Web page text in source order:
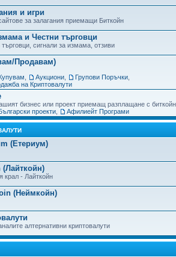
и игри
за залагания приемащи Биткойн
и Честни търговци
сигнали за измама, отзиви
Продавам)
Аукциони Групови Поръчки
на Криптовалути
бизнес или проект приемащ разплащане с биткойн
проекти Афилиейт Програми
(Етериум)
(Лайткойн)
крал - Лайткойн
(Неймкойн)
алтернативни криптовалути